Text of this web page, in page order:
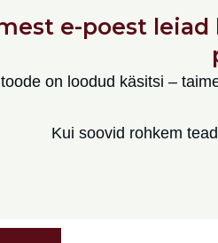
e-poest
on loodud käsitsi –
Kui soovid rohkem